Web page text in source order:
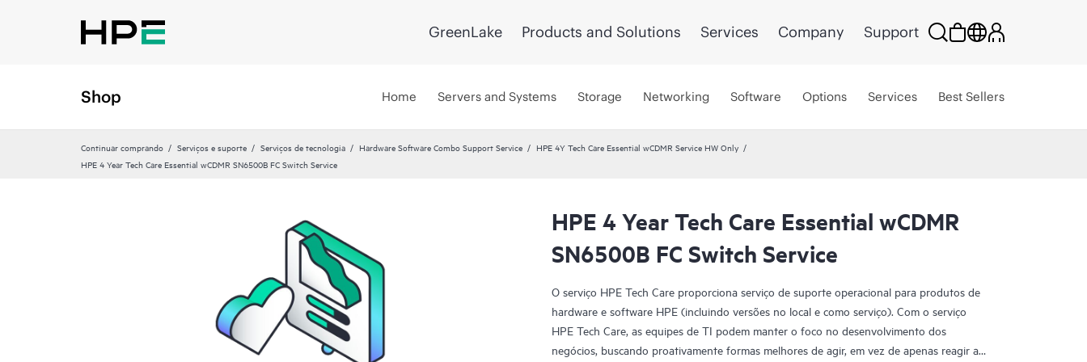
GreenLake Products and Solutions Services Company Support
Shop Home Servers and Systems Storage Networking Software Options Services Best Sellers
Continuar comprando Serviços e suporte Serviços de tecnologia Hardware Software Combo Support Service
HPE 4Y Tech Care Essential wCDMR Service HW Only
HPE 4 Year Tech Care Essential wCDMR SN6500B FC Switch Service
HPE 4 Year Tech Care Essential wCDMR
SN6500B FC Switch Service
O serviço HPE Tech Care proporciona serviço de suporte operacional para produtos de
hardware e software HPE (incluindo versões no local e como serviço). Com o serviço
HPE Tech Care, as equipes de TI podem manter o foco no desenvolvimento dos
negócios, buscando proativamente formas melhores de agir, em vez de apenas reagir a